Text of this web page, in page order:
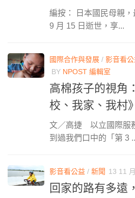
編按： 日本國民母親
9 月 15 日逝世，享...
國際合作與發展 / 影音看公
BY NPOST 編輯室
高棉孩子的視角
校、我家、我村》
文／高捷 以立國際服
到過我們口中的「第 3
影音看公益 / 新聞 13 11
回家的路有多遠